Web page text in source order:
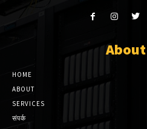
HOME
ABOUT
SERVICES
संपर्क